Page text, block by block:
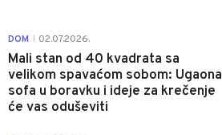
DOM 02.07.2026.
Mali stan od 40 kvadrata sa
velikom spavaćom sobom: Ugaona
sofa u boravku i ideje za krečenje
će vas oduševiti